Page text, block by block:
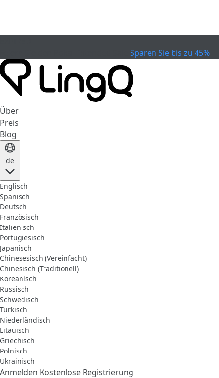
Sparen Sie bis zu 45%
Über
Preis
Blog
de
Englisch
Spanisch
Deutsch
Französisch
Italienisch
Portugiesisch
Japanisch
Chinesesisch (Vereinfacht)
Chinesisch (Traditionell)
Koreanisch
Russisch
Schwedisch
Türkisch
Niederländisch
Litauisch
Griechisch
Polnisch
Ukrainisch
Anmelden Kostenlose Registrierung